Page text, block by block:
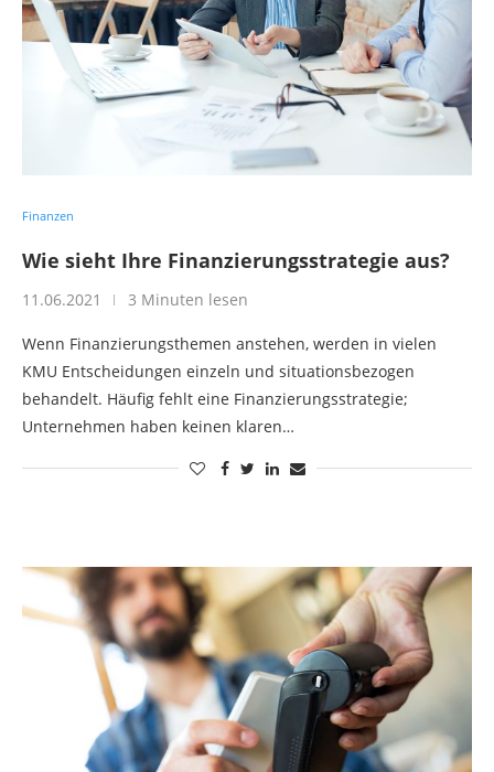
Finanzen
Wie sieht Ihre Finanzierungsstrategie aus?
11.06.2021 3 Minuten lesen
Wenn Finanzierungsthemen anstehen, werden in vielen
KMU Entscheidungen einzeln und situationsbezogen
behandelt. Häufig fehlt eine Finanzierungsstrategie;
Unternehmen haben keinen klaren…